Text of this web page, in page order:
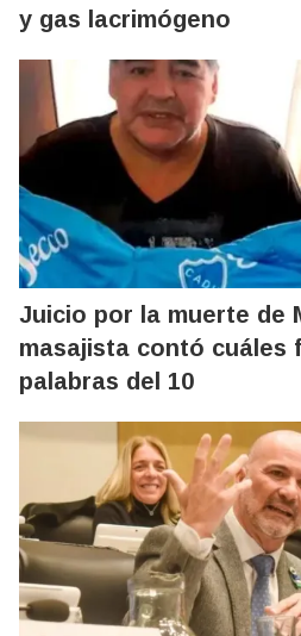
y gas lacrimógeno
Juicio por la muerte de
masajista contó cuáles
palabras del 10